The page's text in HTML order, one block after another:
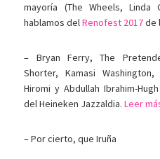
mayoría (The Wheels, Linda
hablamos delRenofest 2017de
– Bryan Ferry, The
Shorter, Kamasi
Hiromi y Abdullah Ibrahim-
del Heineken Jazzaldia.Leer
– Por cierto, que Iruña